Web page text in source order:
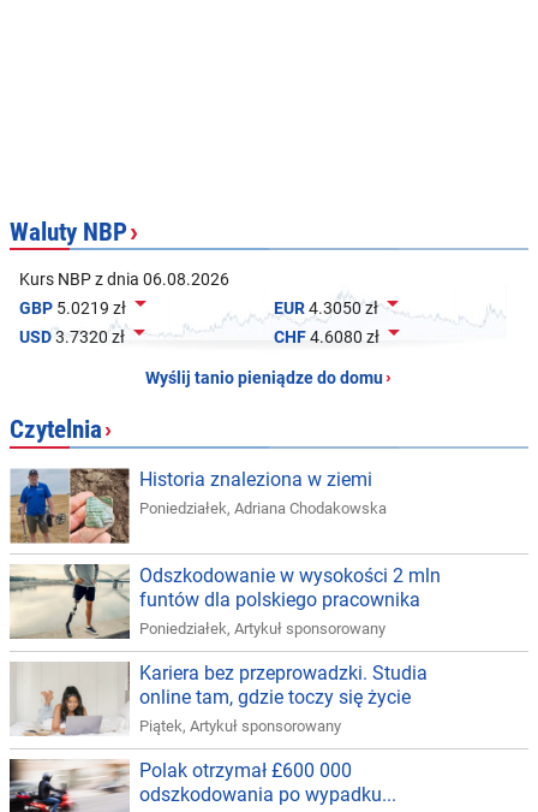
Waluty NBP›
Kurs NBP z dnia 06.08.2026
GBP 5.0219 zł  EUR4.3050 zł
USD3.7320 zł CHF4.6080 zł 
Wyślij tanio pieniądze do domu›
Czytelnia›
Historia znaleziona w ziemi
Poniedziałek, Adriana Chodakowska
Odszkodowanie w wysokości 2 mln
funtów dla polskiego pracownika
Poniedziałek, Artykuł sponsorowany
Kariera bez przeprowadzki. Studia
online tam, gdzie toczy się życie
Piątek, Artykuł sponsorowany
Polak otrzymał £600 000
odszkodowania po wypadku...